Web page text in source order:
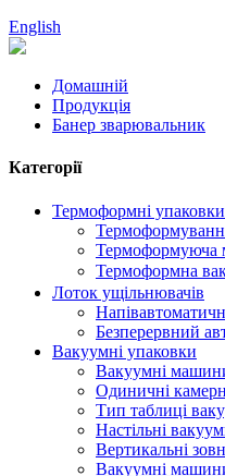
English
Домашній
Продукція
Банер зварювальник
Категорії
Термоформні
Термоформуюча
Термоформна
Лоток ущільнювачів
Безперервний
Вакуумні упаковки
Вакуумні
Одиничні
Тип таблиці
Настільні
Вертикальні
Вакуумні